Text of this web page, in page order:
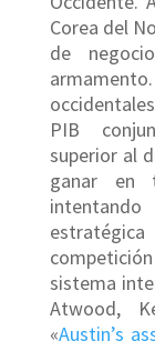
Corea del
de
PIB
superior al
ganar en
sistema
Atwood,
«Austin’s